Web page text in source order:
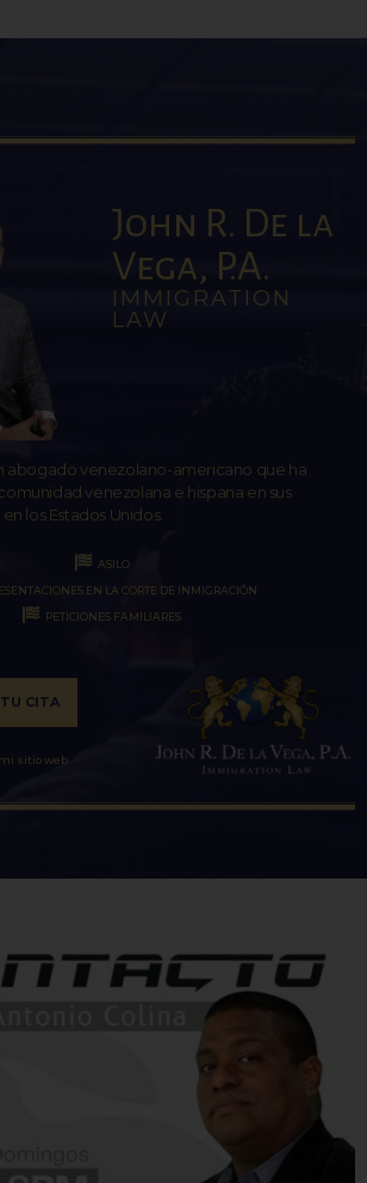
John R. De la
Vega, P.A.
IMMIGRATION
LAW
abogado venezolano-americano que ha
venezolana e hispana en sus
los Estados Unidos.
ASILO
EN LA CORTE DE INMIGRACIÓN
PETICIONES FAMILIARES
CITA
sitio web